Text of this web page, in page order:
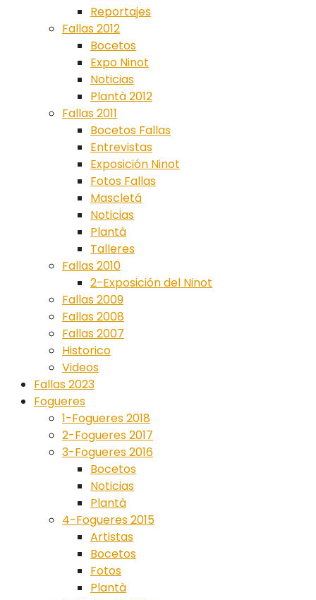
Reportajes
Fallas 2012
Bocetos
Expo Ninot
Noticias
Plantà 2012
Fallas 2011
Bocetos Fallas
Entrevistas
Exposición Ninot
Fotos Fallas
Mascletá
Noticias
Plantà
Talleres
Fallas 2010
2-Exposición del Ninot
Fallas 2009
Fallas 2008
Fallas 2007
Historico
Videos
Fallas 2023
Fogueres
1-Fogueres 2018
2-Fogueres 2017
3-Fogueres 2016
Bocetos
Noticias
Plantà
4-Fogueres 2015
Artistas
Bocetos
Fotos
Plantà